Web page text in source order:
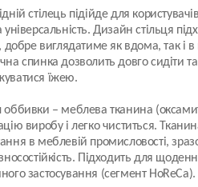
стілець підійде для
універсальність. Дизайн стільця
добре виглядатиме як вдома, так і
спинка дозволить довго сидіти
їжею.
оббивки – меблева тканина
виробу і легко чиститься.
в меблевій промисловості,
Підходить для
застосування (сегмент HoReCa).